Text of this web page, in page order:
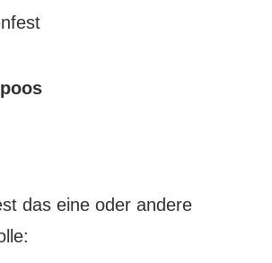
das eine oder andere